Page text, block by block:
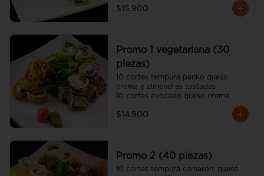
kanikama, queso crema y palta
(incluye 2 salsa soya y una salsa
$15.900
Promo 1 vegetariana (30
piezas)
10 cortes tempura panko queso
crema y almendras tostadas
10 cortes avocado queso crema,
10 cortes california sésamo palmito,
$14.900
Promo 2 (40 piezas)
10 cortes tempura camarón, queso